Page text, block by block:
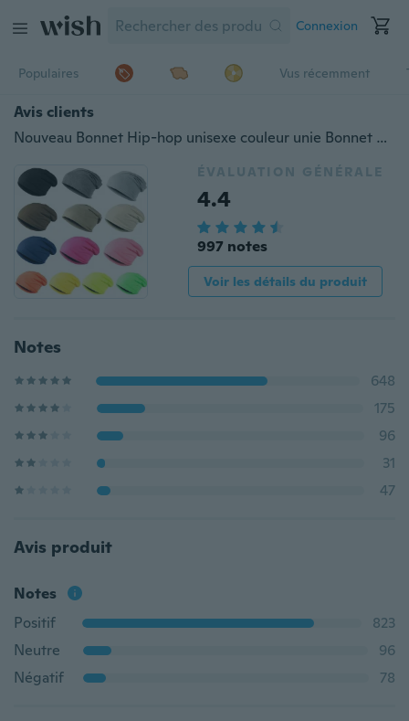
Connexion
Populaires Vus récemment
Avis clients
Nouveau Bonnet Hip-hop unisexe couleur unie Bonnet Bonnet Hiver Slouch 9 Couleurs Taille Unique Elastique
ÉVALUATION GÉNÉRALE
4.4
997 notes
Voir les détails du produit
Notes
648
175
96
31
47
Avis produit
Notes
Positif
823
Neutre
96
Négatif
78